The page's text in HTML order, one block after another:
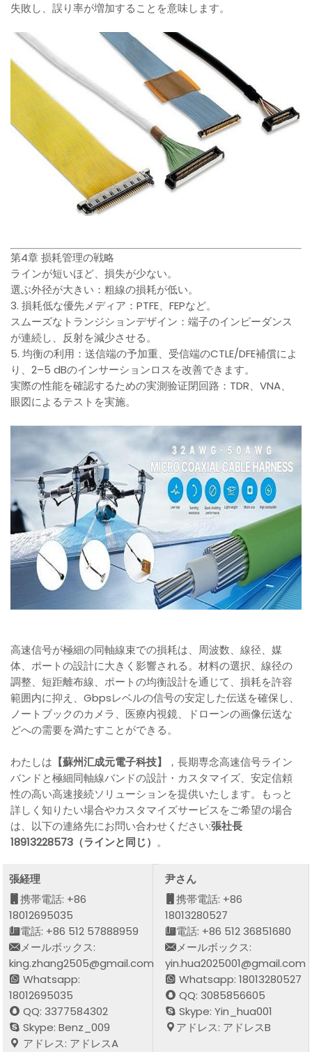
失敗し、誤り率が増加することを意味します。
第4章 损耗管理の戦略
ラインが短いほど、損失が少ない。
選ぶ外径が大きい：粗線の損耗が低い。
3. 損耗低な優先メディア：PTFE、FEPなど。
スムーズなトランジションデザイン：端子のインピーダンス
が連続し、反射を減少させる。
5. 均衡の利用：送信端の予加重、受信端のCTLE/DFE補償によ
り、2–5 dBのインサーションロスを改善できます。
実際の性能を確認するための実測验证閉回路：TDR、VNA、
眼図によるテストを実施。
高速信号が極細の同軸線束での損耗は、周波数、線径、媒
体、ポートの設計に大きく影響される。材料の選択、線径の
調整、短距離布線、ポートの均衡設計を通じて、損耗を許容
範囲内に抑え、Gbpsレベルの信号の安定した伝送を確保し、
ノートブックのカメラ、医療内視鏡、ドローンの画像伝送な
どへの需要を満たすことができる。
わたしは 【蘇州汇成元電子科技】
，長期専念高速信号ライン
バンドと極細同軸線バンドの設計・カスタマイズ、安定信頼
性の高い高速接続ソリューションを提供いたします。もっと
詳しく知りたい場合やカスタマイズサービスをご希望の場合
は、以下の連絡先にお問い合わせください:張社長
18913228573（ラインと同じ） 。
張経理
携帯電話: +86
18012695035
電話: +86 512 57888959
メールボックス:
king.zhang2505@gmail.com
Whatsapp:
18012695035
QQ: 3377584302
Skype: Benz_009
アドレス: アドレスA
尹さん
携帯電話: +86
18013280527
電話: +86 512 36851680
メールボックス:
yin.hua2025001@gmail.com
Whatsapp: 18013280527
QQ: 3085856605
Skype: Yin_hua001
アドレス: アドレスB